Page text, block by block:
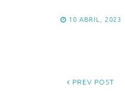
10 ABRIL, 2023
PREV POST